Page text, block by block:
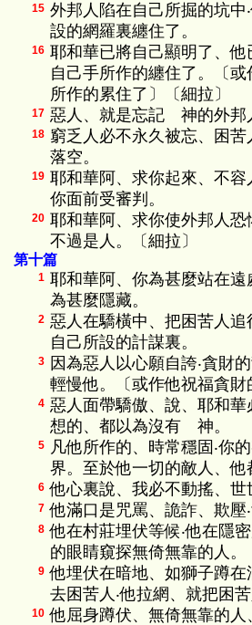
15 外邦人陷在自己所掘的坑中
設的網羅裏纏住了。
16 耶和華已將自己顯明了、他
自己手所作的纏住了。〔
所作的累住了〕〔細拉〕
17 惡人、就是忘記 神的外邦
18 窮乏人必不永久被忘、困
落空。
19 耶和華阿、求你起來、不容
你面前受審判。
20 耶和華阿、求你使外邦人恐
不過是人。〔細拉〕
第十篇
1 耶和華阿、你為甚麼站在遠
為甚麼隱藏。
2 惡人在驕橫中、把困苦人追
自己所設的計謀裏。
3
因為惡人以心願自誇‧貪財
輕慢他。〔或作他祝福貪財
4 惡人面帶驕傲、說、耶和
想的、都以為沒有 神。
5 凡他所作的、時常穩固‧你
界。至於他一切的敵人、他
6 他心裏說、我必不動搖、世
7 他滿口是咒罵、詭詐、欺壓
8 他在村莊埋伏等候‧他在隱
的眼睛窺探無倚無靠的人。
9 他埋伏在暗地、如獅子蹲在
去困苦人‧他拉網、就把困苦
10 他屈身蹲伏、無倚無靠的人